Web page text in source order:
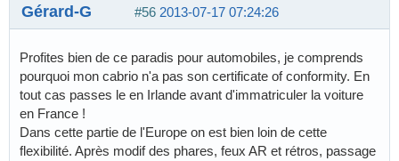
#56 2013-07-17 07:24:26
Gérard-G
Profites bien de ce paradis pour automobiles, je comprends
pourquoi mon cabrio n'a pas son certificate of conformity. En
tout cas passes le en Irlande avant d'immatriculer la voiture
en France !
Dans cette partie de l'Europe on est bien loin de cette
flexibilité. Après modif des phares, feux AR et rétros, passage